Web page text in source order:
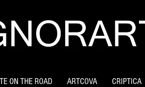
ON THE ROAD ARTCOVA CRIPTICA